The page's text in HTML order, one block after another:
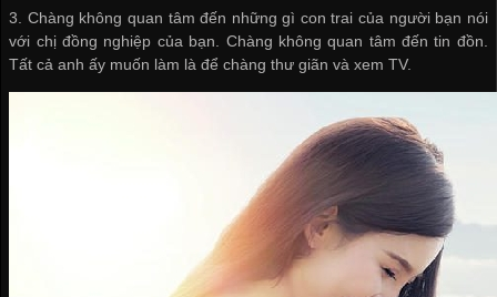
3. Chàng không quan tâm đến những gì con trai của người bạn nói
với chị đồng nghiệp của bạn. Chàng không quan tâm đến tin đồn.
Tất cả anh ấy muốn làm là để chàng thư giãn và xem TV.